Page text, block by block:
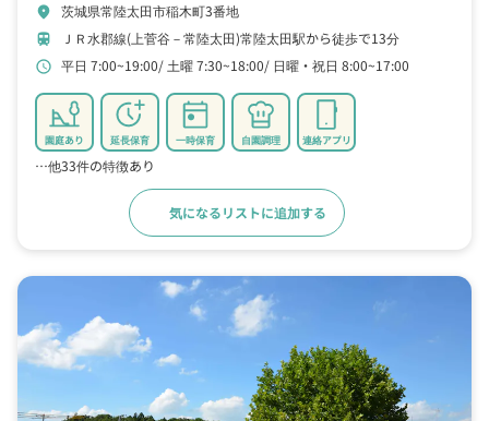
location_on 茨城県常陸太田市稲木町3番地
train ＪＲ水郡線(上菅谷－常陸太田)常陸太田駅から徒歩で13分
schedule 平日 7:00~19:00 土曜 7:30~18:00 日曜・祝日 8:00~17:00
園庭あり 延長保育 一時保育 自園調理 連絡アプリ
…他33件の特徴あり
気になるリストに追加する